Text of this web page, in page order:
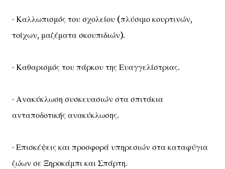
∙ Καλλωπισμός του σχολείου (πλύσιμο κουρτινών,
τοίχων, μαζέματα σκουπιδιών).
∙ Καθαρισμός του πάρκου της Ευαγγελίστριας.
∙ Ανακύκλωση συσκευασιών στα σπιτάκια
ανταποδοτικής ανακύκλωσης.
∙ Επισκέψεις και προσφορά υπηρεσιών στα καταφύγια
ζώων σε Ξηροκάμπι και Σπάρτη.